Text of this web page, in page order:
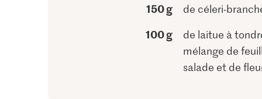
150 g de céleri-
100 g
de laitue à
mélange de
salade et de